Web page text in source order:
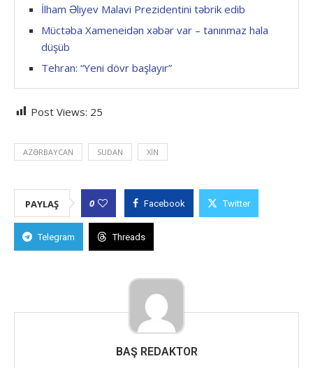
İlham Əliyev Malavi Prezidentini təbrik edib
Müctəba Xameneidən xəbər var – tanınmaz hala
düşüb
Tehran: “Yeni dövr başlayır”
Post Views: 25
AZƏRBAYCAN SUDAN XİN
PAYLAŞ 0 Facebook Twitter
Telegram Threads
BAŞ REDAKTOR